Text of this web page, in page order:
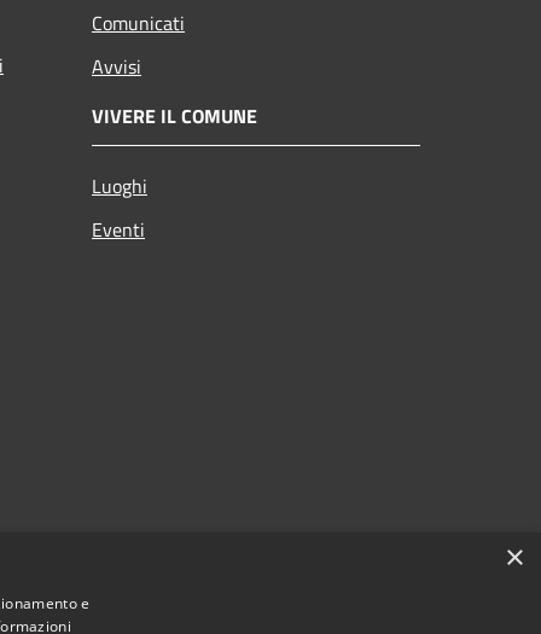
Comunicati
Avvisi
VIVERE IL COMUNE
Luoghi
Eventi
×
e